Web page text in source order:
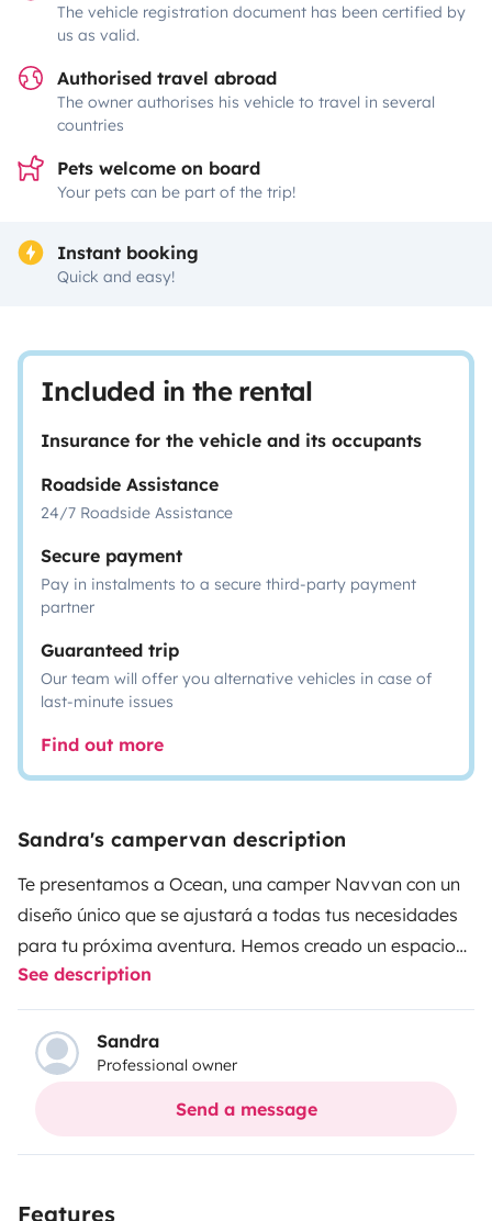
The vehicle registration document has been certified by
us as valid.
Authorised travel abroad
The owner authorises his vehicle to travel in several
countries
Pets welcome on board
Your pets can be part of the trip!
Instant booking
Quick and easy!
Included in the rental
Insurance for the vehicle and its occupants
Roadside Assistance
24/7 Roadside Assistance
Secure payment
Pay in instalments to a secure third-party payment
partner
Guaranteed trip
Our team will offer you alternative vehicles in case of
last-minute issues
Find out more
Sandra's campervan description
Te presentamos a Ocean, una camper Navvan con un
diseño único que se ajustará a todas tus necesidades
para tu próxima aventura. Hemos creado un espacio
donde la versatilidad de los muebles de madera y
todos sus accesorios no dejarán de sorprenderte.En
tan son 6 metros cuadrados, nuestra Peugeot Boxer de
3 plazas dispone de:Dormitorio con cama de
matrimonio y cama individual
italiana y exprimidorSalón/comedor con mesa
See description
Sandra
Professional owner
Send a message
Features